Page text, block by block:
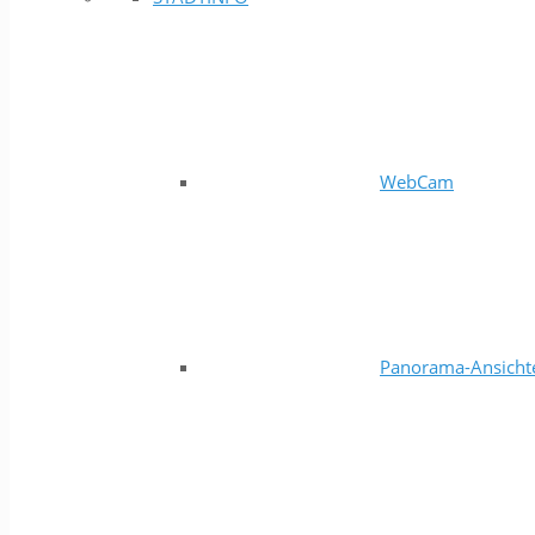
WebCam
Panorama-